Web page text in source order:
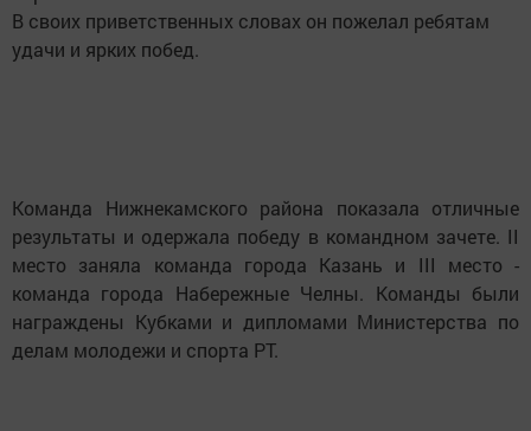
В своих приветственных словах он пожелал ребятам
удачи и ярких побед.
Команда Нижнекамского района показала отличные
результаты и одержала победу в командном зачете. II
место заняла команда города Казань и III место -
команда города Набережные Челны. Команды были
награждены Кубками и дипломами Министерства по
делам молодежи и спорта РТ.